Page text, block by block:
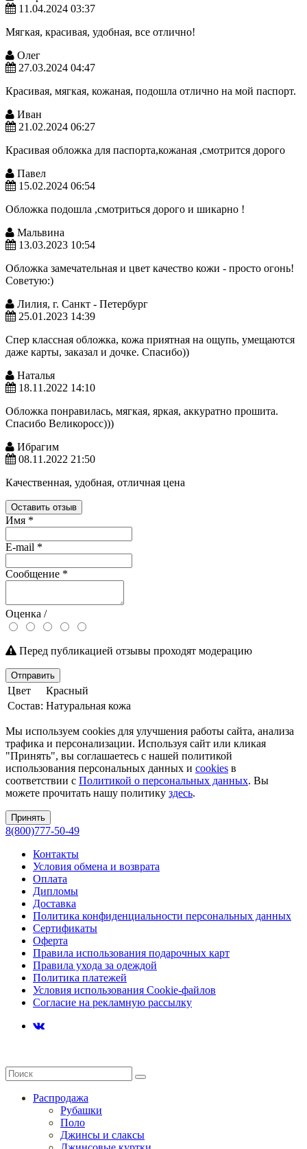
11.04.2024 03:37
Мягкая, красивая, удобная, все отлично!
Олег
27.03.2024 04:47
Красивая, мягкая, кожаная, подошла отлично на мой паспорт.
Иван
21.02.2024 06:27
Красивая обложка для паспорта,кожаная ,смотрится дорого
Павел
15.02.2024 06:54
Обложка подошла ,смотриться дорого и шикарно !
Мальвина
13.03.2023 10:54
Обложка замечательная и цвет качество кожи - просто огонь!
Советую:)
Лилия, г. Санкт - Петербург
25.01.2023 14:39
Спер классная обложка, кожа приятная на ощупь, умещаются
даже карты, заказал и дочке. Спасибо))
Наталья
18.11.2022 14:10
Обложка понравилась, мягкая, яркая, аккуратно прошита.
Спасибо Великоросс)))
Ибрагим
08.11.2022 21:50
Качественная, удобная, отличная цена
Оставить отзыв
Имя *
E-mail *
Сообщение *
Оценка /
Перед публикацией отзывы проходят модерацию
Отправить
Цвет
Красный
Состав: Натуральная кожа
Мы используем cookies для улучшения работы сайта, анализа
трафика и персонализации. Используя сайт или кликая
"Принять", вы соглашаетесь с нашей политикой
использования персональных данных и cookies в
соответствии с Политикой о персональных данных. Вы
можете прочитать нашу политику здесь.
Принять
8(800)777-50-49
Контакты
Условия обмена и возврата
Оплата
Дипломы
Доставка
Политика конфиденциальности персональных данных
Сертификаты
Оферта
Правила использования подарочных карт
Правила ухода за одеждой
Политика платежей
Условия использования Cookie-файлов
Согласие на рекламную рассылку
Распродажа
Рубашки
Поло
Джинсы и слаксы